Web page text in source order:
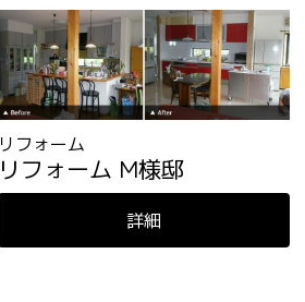
リフォーム
リフォーム M様邸
詳細